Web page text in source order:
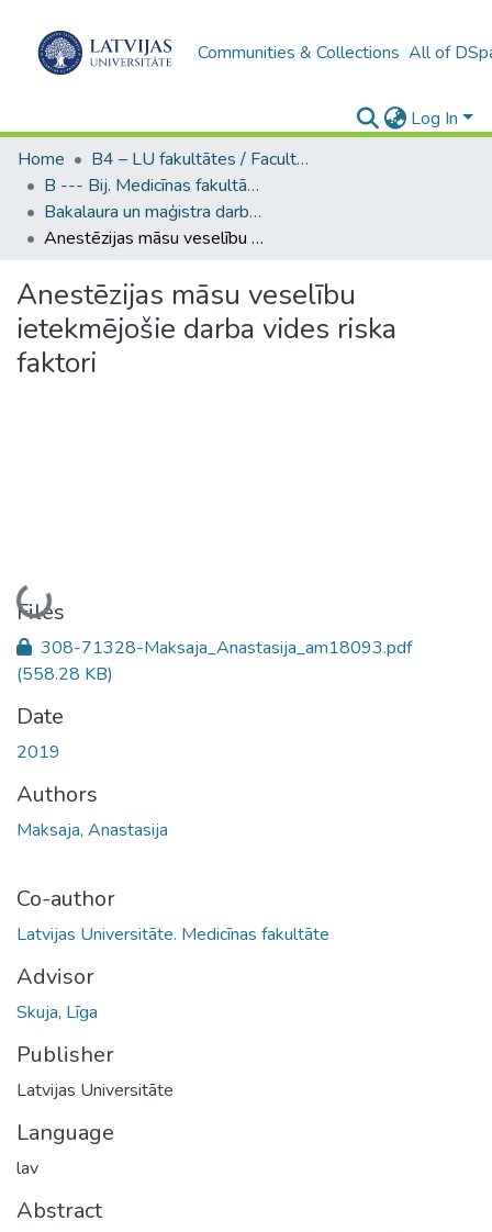
Communities & Collections All of
Log In
Home
B4 – LU fakultātes / Faculties of the UL
B --- Bij. Medicīnas fakultātes studentu noslēguma darbi / Faculty of Medicine - Graduate works
Bakalaura un maģistra darbi (MF) / Bachelor's and Master's theses
Anestēzijas māsu veselību ietekmējošie darba vides riska faktori
Anestēzijas māsu veselību
ietekmējošie darba vides riska
faktori
Loading...
Files
308-71328-Maksaja_Anastasija_am18093.pdf
(558.28 KB)
Date
2019
Authors
Maksaja, Anastasija
Co-author
Latvijas Universitāte. Medicīnas fakultāte
Advisor
Skuja, Līga
Publisher
Latvijas Universitāte
Language
lav
Abstract